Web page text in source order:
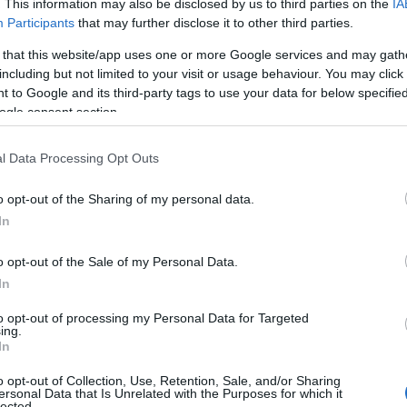
This information may also be disclosed by us to third parties on the
Participants that may further disclose it to other third parties.
that this website/app uses one or more Google services and may
but not limited to your visit or usage behaviour. You may
to Google and its third-party tags to use your data for below
consent section.
Data Processing Opt Outs
opt-out of the Sharing of my personal data.
opt-out of the Sale of my Personal Data.
opt-out of processing my Personal Data for Targeted
opt-out of Collection, Use, Retention, Sale, and/or Sharing
Data that Is Unrelated with the Purposes for which it
basso livello di
cane e vi
facilità e molta
Bassa
inferiore a 55 dB
rumore non
permetterà di
Ricarica Rapida,
ricarica USB,
ricaricare.
utilizzabile
ricaricabile
prolungato non
adatto per
una speciale
preoccuparvi
improvvisamente
Iscriviti
zampe impermeabile tagliacapelli in offerta